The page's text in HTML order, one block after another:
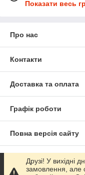
Показати весь
Про нас
Контакти
Доставка та оплата
Графік роботи
Повна версія сайту
Сайт створено на
Друзі! У вихідні
замовлення, але